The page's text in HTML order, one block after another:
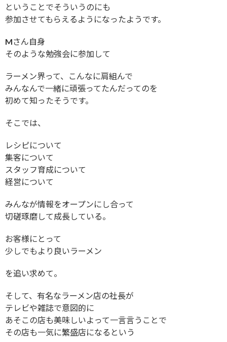
ということでそういうのにも
参加させてもらえるようになったようです。
Mさん自身
そのような勉強会に参加して
ラーメン界って、こんなに肩組んで
みんなんで一緒に頑張ってたんだってのを
初めて知ったそうです。
そこでは、
レシピについて
集客について
スタッフ育成について
経営について
みんなが情報をオープンにし合って
切磋琢磨して成長している。
お客様にとって
少しでもより良いラーメン
を追い求めて。
そして、有名なラーメン店の社長が
テレビや雑誌で意図的に
あそこの店も美味しいよって一言言うことで
その店も一気に繁盛店になるという